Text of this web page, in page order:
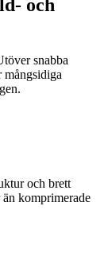
och
snabba
och brett
komprimerade